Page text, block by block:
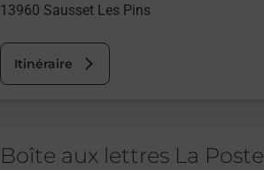
13960 Sausset Les Pins
Itinéraire
Boîte aux lettres La Poste